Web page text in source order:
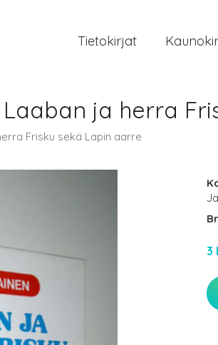
Tietokirjat
ja herra
Frisku sekä Lapin aarre
3